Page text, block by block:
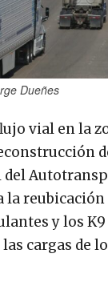
Dueñes
vial en la
del
la reubicación
y los
cargas de